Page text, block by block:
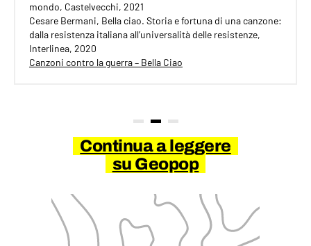
mondo, Castelvecchi, 2021
Cesare Bermani, Bella ciao. Storia e fortuna di una canzone:
dalla resistenza italiana all’universalità delle resistenze,
Interlinea, 2020
Canzoni contro la guerra – Bella Ciao
Continua a leggere
su Geopop